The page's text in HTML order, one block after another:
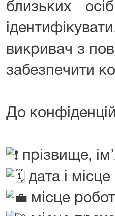
близьких
викривач з
забезпечити
До
прізвище,
дата і
місце